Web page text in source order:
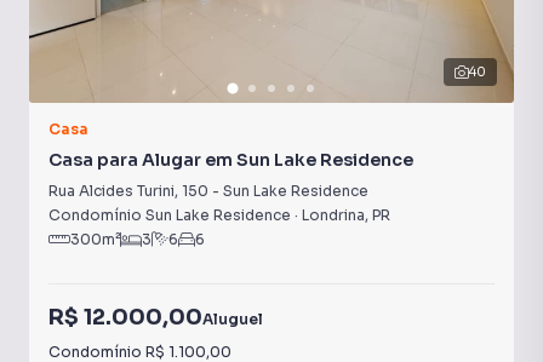
40
Casa
Casa para Alugar em Sun Lake Residence
Rua Alcides Turini, 150 - Sun Lake Residence
Condomínio Sun Lake Residence · Londrina, PR
300m² 3 6 6
R$ 12.000,00Aluguel
Condomínio R$ 1.100,00